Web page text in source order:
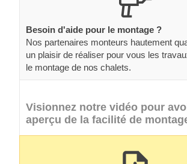
Besoin d'aide pour le montage ?
Nos partenaires monteurs hautement
un plaisir de réaliser pour vous les
le montage de nos chalets.
Visionnez notre vidéo pour
aperçu de la facilité de